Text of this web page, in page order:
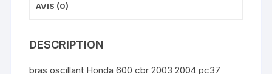
AVIS (0)
DESCRIPTION
bras oscillant Honda 600 cbr 2003 2004 pc37